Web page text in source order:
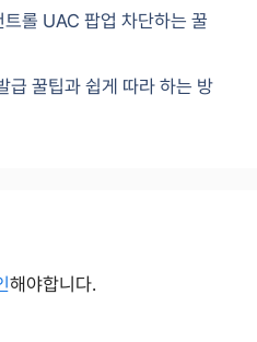
트롤 UAC 팝업 차단하는 꿀
급 꿀팁과 쉽게 따라 하는 방
해야합니다.